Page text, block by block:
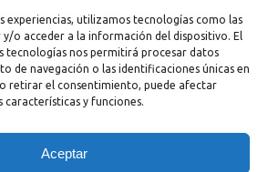
experiencias, utilizamos tecnologías como las
o acceder a la información del dispositivo. El
tecnologías nos permitirá procesar datos
de navegación o las identificaciones únicas en
retirar el consentimiento, puede afectar
y funciones.
Aceptar